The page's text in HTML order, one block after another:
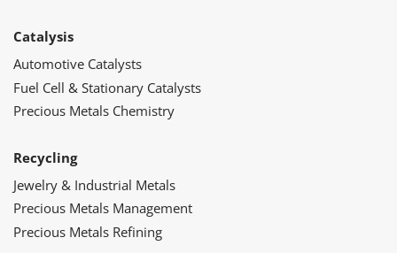
Catalysis
Automotive Catalysts
Fuel Cell & Stationary Catalysts
Precious Metals Chemistry
Recycling
Jewelry & Industrial Metals
Precious Metals Management
Precious Metals Refining